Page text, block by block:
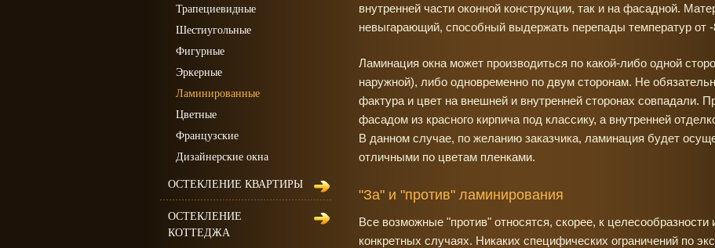
внутренней части оконной конструкции, так и на фасадной.
невыгарающий, способный выдержать перепады температур от -
Ламинация окна может производиться по какой-либо одной
наружной), либо одновременно по двум сторонам. Не
фактура и цвет на внешней и внутренней сторонах совпадали.
фасадом из красного кирпича под классику, а внутренней
В данном случае, по желанию заказчика, ламинация будет
отличными по цветам пленками.
"За" и "против" ламинирования
Все возможные "против" относятся, скорее, к
конкретных случаях. Никаких специфических ограничений по
Трапециевидные
Шестиугольные
Фигурные
Эркерные
Ламинированные
Цветные
Французские
Дизайнерские окна
ОСТЕКЛЕНИЕ КВАРТИРЫ
ОСТЕКЛЕНИЕ
КОТТЕДЖА